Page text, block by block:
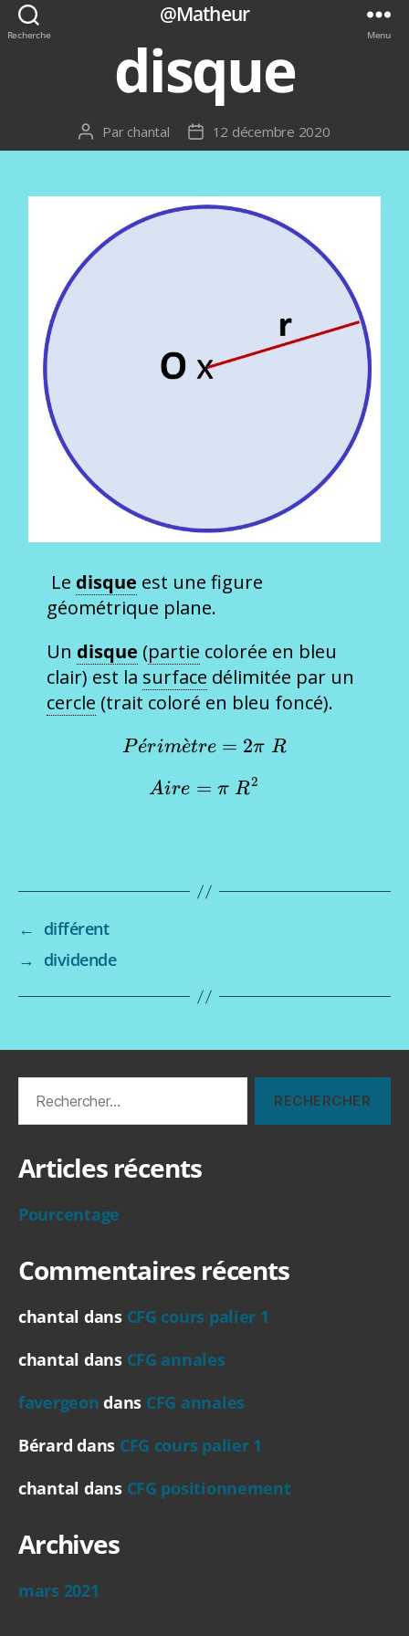
Recherche
@Matheur
Menu
disque
Auteur
de
Par chantal
Date
de
12 décembre 2020
Le disque est une figure
géométrique plane.
Un disque (partie colorée en bleu
clair) est la surface délimitée par un
cercle (trait coloré en bleu foncé).
Périmètre = 2\pi\ R
Pe
ˊrime
ˋtre = 2π R
Aire = \pi\ R^2
Aire = π R2
← différent
→ dividende
Articles récents
Pourcentage
Commentaires récents
chantal dans CFG cours palier 1
chantal dans CFG annales
favergeon dans CFG annales
Bérard dans CFG cours palier 1
chantal dans CFG positionnement
Archives
mars 2021